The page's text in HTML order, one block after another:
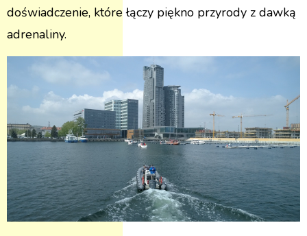
doświadczenie, które łączy piękno przyrody z dawką
adrenaliny.